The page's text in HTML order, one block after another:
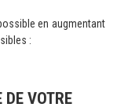
en augmentant
:
VOTRE